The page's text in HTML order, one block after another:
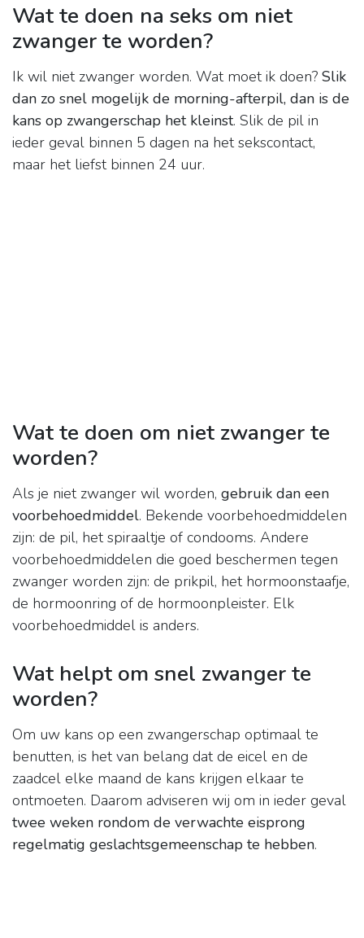
Wat te doen na seks om niet
zwanger te worden?
Ik wil niet zwanger worden. Wat moet ik doen? Slik
dan zo snel mogelijk de morning-afterpil, dan is de
kans op zwangerschap het kleinst. Slik de pil in
ieder geval binnen 5 dagen na het sekscontact,
maar het liefst binnen 24 uur.
Wat te doen om niet zwanger te
worden?
Als je niet zwanger wil worden, gebruik dan een
voorbehoedmiddel. Bekende voorbehoedmiddelen
zijn: de pil, het spiraaltje of condooms. Andere
voorbehoedmiddelen die goed beschermen tegen
zwanger worden zijn: de prikpil, het hormoonstaafje,
de hormoonring of de hormoonpleister. Elk
voorbehoedmiddel is anders.
Wat helpt om snel zwanger te
worden?
Om uw kans op een zwangerschap optimaal te
benutten, is het van belang dat de eicel en de
zaadcel elke maand de kans krijgen elkaar te
ontmoeten. Daarom adviseren wij om in ieder geval
twee weken rondom de verwachte eisprong
regelmatig geslachtsgemeenschap te hebben.